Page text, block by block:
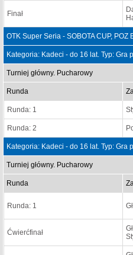
Finał
OTK Super Seria - SOBOTA CUP,
Kategoria: Kadeci - do 16 lat. Typ: Gra
Turniej główny. Pucharowy
Runda
Runda: 1
Runda: 2
Kategoria: Kadeci - do 16 lat. Typ: Gra
Turniej główny. Pucharowy
Runda
Runda: 1
Ćwierćfinał